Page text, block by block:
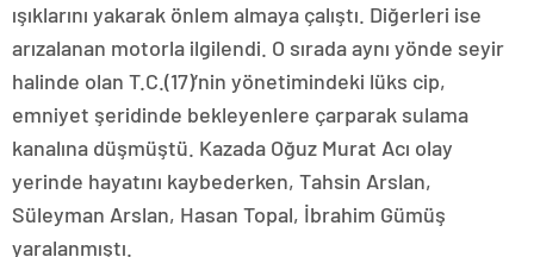
ışıklarını yakarak önlem almaya çalıştı. Diğerleri ise
arızalanan motorla ilgilendi. O sırada aynı yönde seyir
halinde olan T.C.(17)’nin yönetimindeki lüks cip,
emniyet şeridinde bekleyenlere çarparak sulama
kanalına düşmüştü. Kazada Oğuz Murat Acı olay
yerinde hayatını kaybederken, Tahsin Arslan,
Süleyman Arslan, Hasan Topal, İbrahim Gümüş
yaralanmıştı.